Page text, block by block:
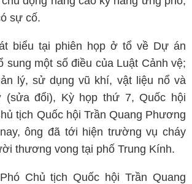
sự cố.
biểu tại phiên họp ở tổ về Dự án
sung một số điều của Luật Cảnh vệ;
lý, sử dụng vũ khí, vật liệu nổ và
(sửa đổi), Kỳ họp thứ 7, Quốc hội
tịch Quốc hội Trần Quang Phương
ông đã tới hiện trường vụ cháy
thương vong tại phố Trung Kính.
Chủ tịch Quốc hội Trần Quang